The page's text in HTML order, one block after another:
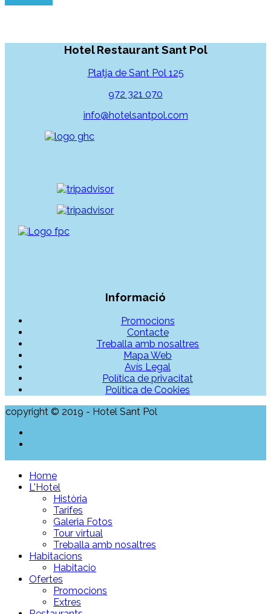
Hotel Restaurant Sant Pol
Platja de Sant Pol 125
972 321 070
info@hotelsantpol.com
Informació
Promocions
Contacte
Treballa amb nosaltres
Mapa Web
Avís Legal
Política de privacitat
Política de Cookies
copyright © 2019 - Hotel Sant Pol
Home
L'Hotel
Història
Tarifes
Galeria Fotos
Tour virtual
Treballa amb nosaltres
Habitacions
Habitacio
Ofertes
Promocions
Extres